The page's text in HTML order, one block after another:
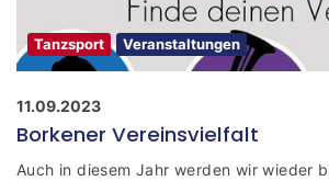
Tanzsport Veranstaltungen
11.09.2023
Borkener Vereinsvielfalt
Auch in diesem Jahr werden wir wieder